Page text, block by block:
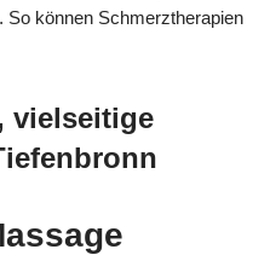
So können Schmerztherapien
vielseitige